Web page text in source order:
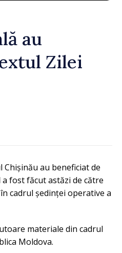
au
Zilei
Chișinău au beneficiat de
fost făcut astăzi de către
cadrul ședinței operative a
materiale din cadrul
Moldova.